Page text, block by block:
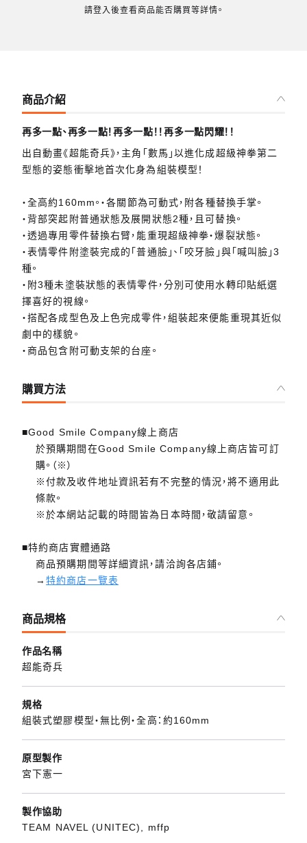
請登入後查看商品能否購買等詳情。
商品介紹
再多一點、再多一點！再多一點！！再多一點閃耀！！
出自動畫《超能奇兵》，主角「數馬」以進化成超級神拳第二
型態的姿態衝擊地首次化身為組裝模型！
・全高約160mm。・各關節為可動式，附各種替換手掌。
・背部突起附普通狀態及展開狀態2種，且可替換。
・透過專用零件替換右臂，能重現超級神拳‧爆裂狀態。
・表情零件附塗裝完成的「普通臉」、「咬牙臉」與「喊叫臉」3
種。
・附3種未塗裝狀態的表情零件，分別可使用水轉印貼紙選
擇喜好的視線。
・搭配各成型色及上色完成零件，組裝起來便能重現其近似
劇中的樣貌。
・商品包含附可動支架的台座。
購買方法
■Good Smile Company線上商店
於預購期間在Good Smile Company線上商店皆可訂
購。（※）
※付款及收件地址資訊若有不完整的情況，將不適用此
條款。
※於本網站記載的時間皆為日本時間，敬請留意。
■特約商店實體通路
商品預購期間等詳細資訊，請洽詢各店鋪。
→特約商店一覽表
商品規格
作品名稱
超能奇兵
規格
組裝式塑膠模型・無比例・全高：約160mm
原型製作
宮下憲一
製作協助
TEAM NAVEL (UNITEC), mffp